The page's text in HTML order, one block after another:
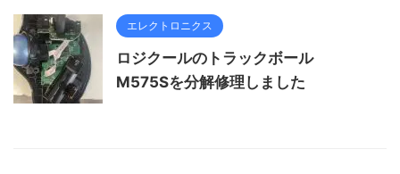
エレクトロニクス
ロジクールのトラックボール
M575Sを分解修理しました